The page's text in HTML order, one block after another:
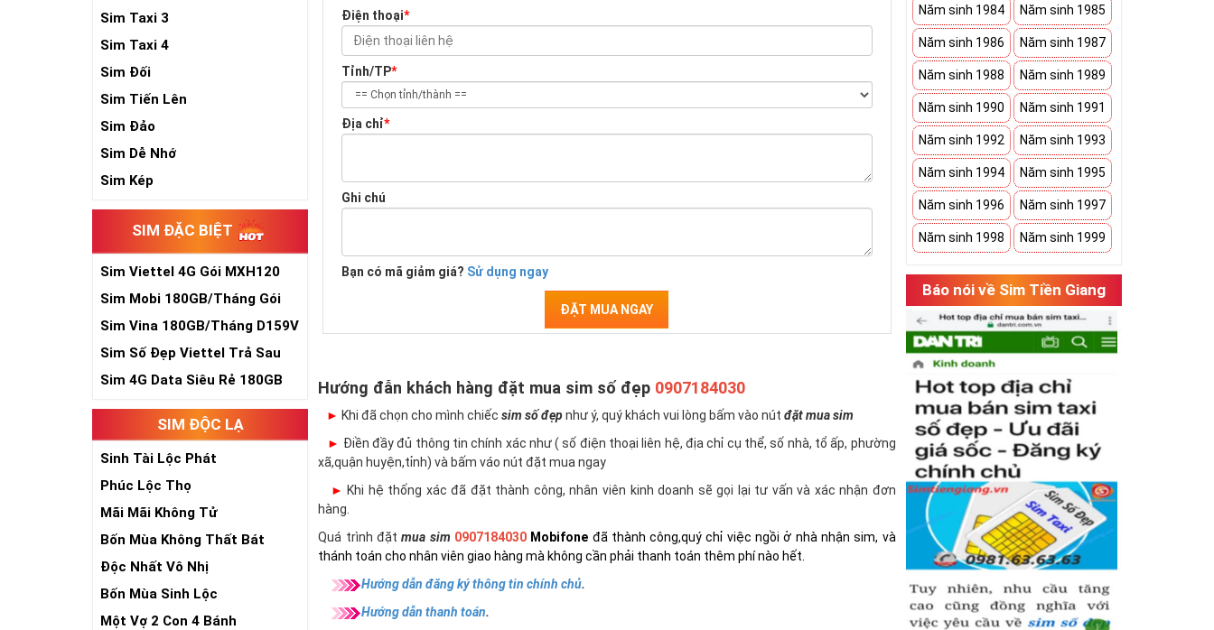
Sim Taxi 3
Sim Taxi 4
Sim Đối
Sim Tiến Lên
Sim Đảo
Sim Dễ Nhớ
Sim Kép
SIM ĐẶC BIỆT
Sim Viettel 4G Gói MXH120
Siêu Rẻ
Sim Mobi 180GB/Tháng Gói
TK159
Sim Vina 180GB/Tháng D159V
Sim Số Đẹp Viettel Trả Sau
Sim 4G Data Siêu Rẻ 180GB
SIM ĐỘC LẠ
Sinh Tài Lộc Phát
Phúc Lộc Thọ
Mãi Mãi Không Tử
Bốn Mùa Không Thất Bát
Độc Nhất Vô Nhị
Bốn Mùa Sinh Lộc
Một Vợ 2 Con 4 Bánh
Điện thoại*
Tỉnh/TP*
Địa chỉ*
Ghi chú
Bạn có mã giảm giá? Sử dụng ngay
ĐẶT MUA NGAY
Hướng đẫn khách hàng đặt mua sim số đẹp 0907184030
► Khi đã chọn cho mình chiếcsim số đẹpnhư ý, quý khách vui lòng bấm vào nútđặt mua sim
► Điền đầy đủ thông tin chính xác như ( số điện thoại liên hệ, địa chỉ cụ thể, số nhà, tổ ấp, phường
xã,quận huyện,tỉnh) và bấm váo nút đặt mua ngay
► Khi hệ thống xác đã đặt thành công, nhân viên kinh doanh sẽ gọi lại tư vấn và xác nhận đơn
hàng.
Quá trình đặtmua sim 0907184030 Mobifone đã thành công,quý chỉ việc ngồi ở nhà nhận sim, và
thánh toán cho nhân viên giao hàng mà không cần phải thanh toán thêm phí nào hết.
Hướng dẫn đăng ký thông tin chính chủ.
Hướng dẫn thanh toán.
Năm sinh 1984 Năm sinh 1985
Năm sinh 1986 Năm sinh 1987
Năm sinh 1988 Năm sinh 1989
Năm sinh 1990 Năm sinh 1991
Năm sinh 1992 Năm sinh 1993
Năm sinh 1994 Năm sinh 1995
Năm sinh 1996 Năm sinh 1997
Năm sinh 1998 Năm sinh 1999
Báo nói về Sim Tiền Giang